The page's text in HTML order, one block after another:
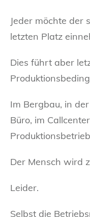
Jeder möchte der
letzten Platz
Dies führt aber
Im Bergbau, in
Büro, im
Der Mensch wird
Leider.
Selbst die